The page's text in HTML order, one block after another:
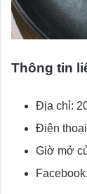
Thông tin
Địa chỉ:
Điện
Giờ mở